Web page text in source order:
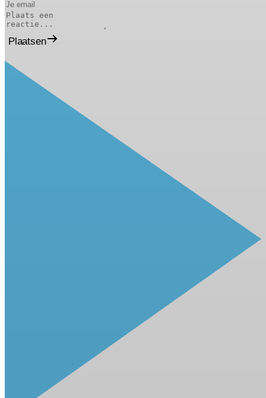
Plaatsen